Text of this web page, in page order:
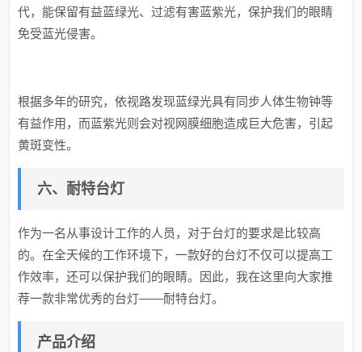
代，能保留有益蓝绿光、过滤有害蓝紫光，保护我们的眼睛
免受蓝光侵害。
根据多年的研究，依视路发现蓝绿光具有同步人体生物钟等
有益作用，而蓝紫光则会对视网膜细胞造成巨大危害，引起
黄斑变性。
六、耐特台灯
作为一名从事设计工作的人员，对于台灯的要求是比较高
的。在全天候的工作环境下，一款好的台灯不仅可以提高工
作效率，还可以保护我们的眼睛。因此，我在这里向大家推
荐一款非常优秀的台灯——耐特台灯。
产品介绍